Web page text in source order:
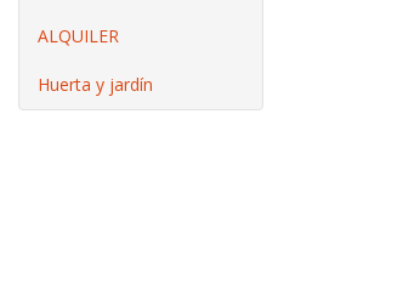
ALQUILER
Huerta y jardín